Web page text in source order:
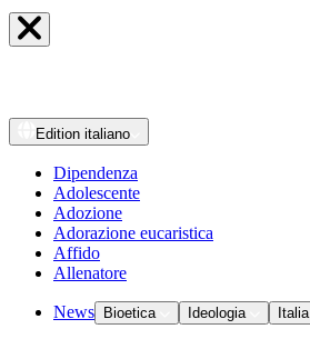
Edition italiano
Dipendenza
Adolescente
Adozione
Adorazione eucaristica
Affido
Allenatore
News Bioetica Ideologia Italia